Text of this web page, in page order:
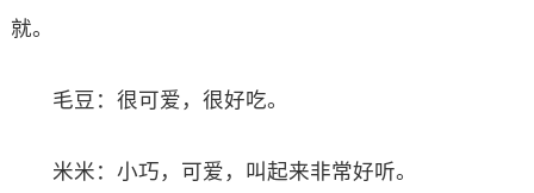
就。
毛豆：很可爱，很好吃。
米米：小巧，可爱，叫起来非常好听。